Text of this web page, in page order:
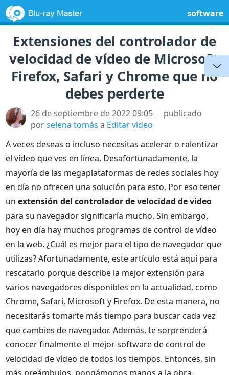
software
gratuito
Extensiones del controlador de
velocidad de vídeo de Microsoft,
Firefox, Safari y Chrome que no
debes perderte
26 de septiembre de 2022 09:05
publicado
porselena tomás a Editar video
A veces deseas o incluso necesitas acelerar o ralentizar
el vídeo que ves en línea. Desafortunadamente, la
mayoría de las megaplataformas de redes sociales hoy
en día no ofrecen una solución para esto. Por eso tener
unextensión del controlador de velocidad de video
para su navegador significaría mucho. Sin embargo,
hoy en día hay muchos programas de control de vídeo
en la web. ¿Cuál es mejor para el tipo de navegador que
utilizas? Afortunadamente, este artículo está aquí para
rescatarlo porque describe la mejor extensión para
varios navegadores disponibles en la actualidad, como
Chrome, Safari, Microsoft y Firefox. De esta manera, no
necesitarás tomarte más tiempo para buscar cada vez
que cambies de navegador. Además, te sorprenderá
conocer finalmente el mejor software de control de
velocidad de vídeo de todos los tiempos. Entonces, sin